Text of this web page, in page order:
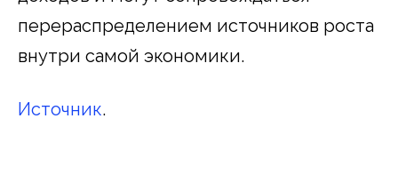
перераспределением источников роста
внутри самой экономики.
Источник.